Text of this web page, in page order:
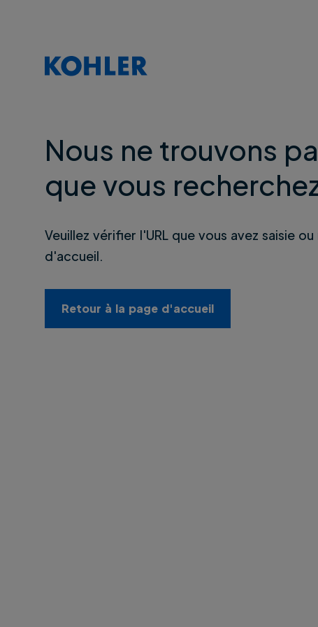
Nous ne trouvons
que vous
Veuillez vérifier l'URL que vous avez saisie
d'accueil.
Retour à la page d'accueil